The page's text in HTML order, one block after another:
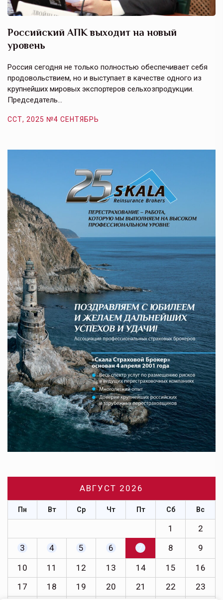
Российский АПК выходит на новый
уровень
Россия сегодня не только полностью обеспечивает себя
продовольствием, но и выступает в качестве одного из
крупнейших мировых экспортеров сельхозпродукции.
Председатель…
ССТ, 2025 №4 СЕНТЯБРЬ
АВГУСТ 2026
Пн Вт Ср Чт Пт Сб Вс
1
2
3
4 5 6 7 8
9
10
11 12 13 14 15
16
17
18 19 20 21 22 23